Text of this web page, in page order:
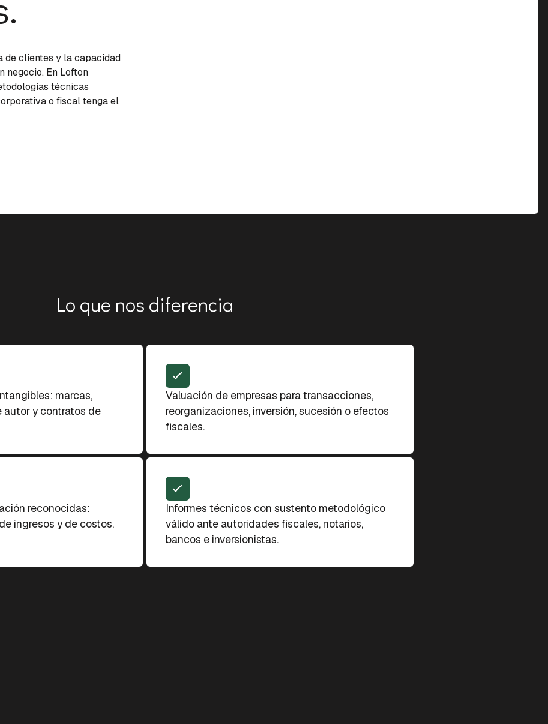
de clientes y la capacidad
negocio. En Lofton
técnicas
o fiscal tenga el
Lo que nos diferencia
marcas,
autor y contratos de
Valuación de empresas para transacciones,
reorganizaciones, inversión, sucesión o efectos
fiscales.
reconocidas:
ingresos y de costos.
Informes técnicos con sustento metodológico
válido ante autoridades fiscales, notarios,
bancos e inversionistas.